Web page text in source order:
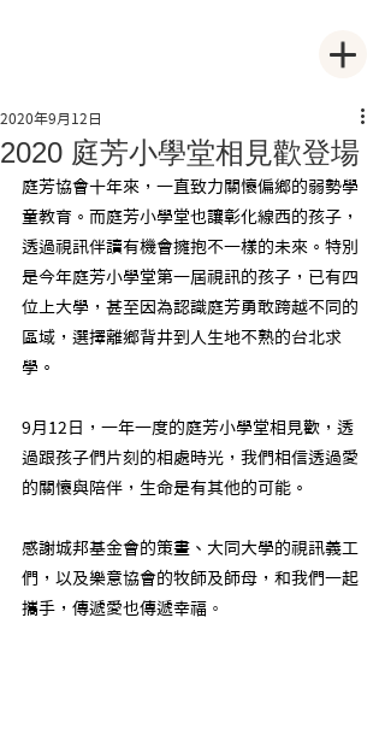
2020 庭芳小學堂相見歡登場
2020年9月12日
庭芳協會十年來，一直致力關懷偏鄉的弱勢學
童教育。而庭芳小學堂也讓彰化線西的孩子，
透過視訊伴讀有機會擁抱不一樣的未來。特別
是今年庭芳小學堂第一屆視訊的孩子，已有四
位上大學，甚至因為認識庭芳勇敢跨越不同的
區域，選擇離鄉背井到人生地不熟的台北求
學。
9月12日，一年一度的庭芳小學堂相見歡，透
過跟孩子們片刻的相處時光，我們相信透過愛
的關懷與陪伴，生命是有其他的可能。
感謝城邦基金會的策畫、大同大學的視訊義工
們，以及樂意協會的牧師及師母，和我們一起
攜手，傳遞愛也傳遞幸福 。